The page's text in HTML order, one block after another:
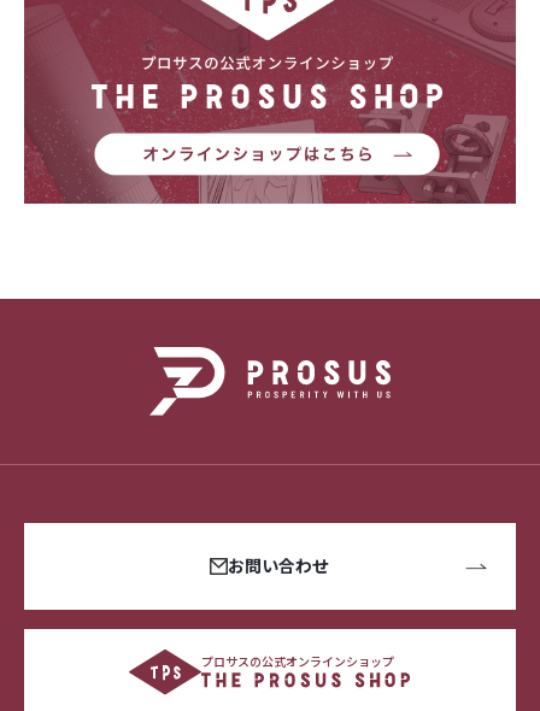
お問い合わせ
プロサスの公式オンラインショップ